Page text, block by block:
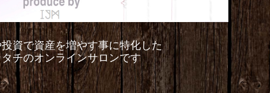
資で資産を増やす事に特化した
チのオンラインサロンです